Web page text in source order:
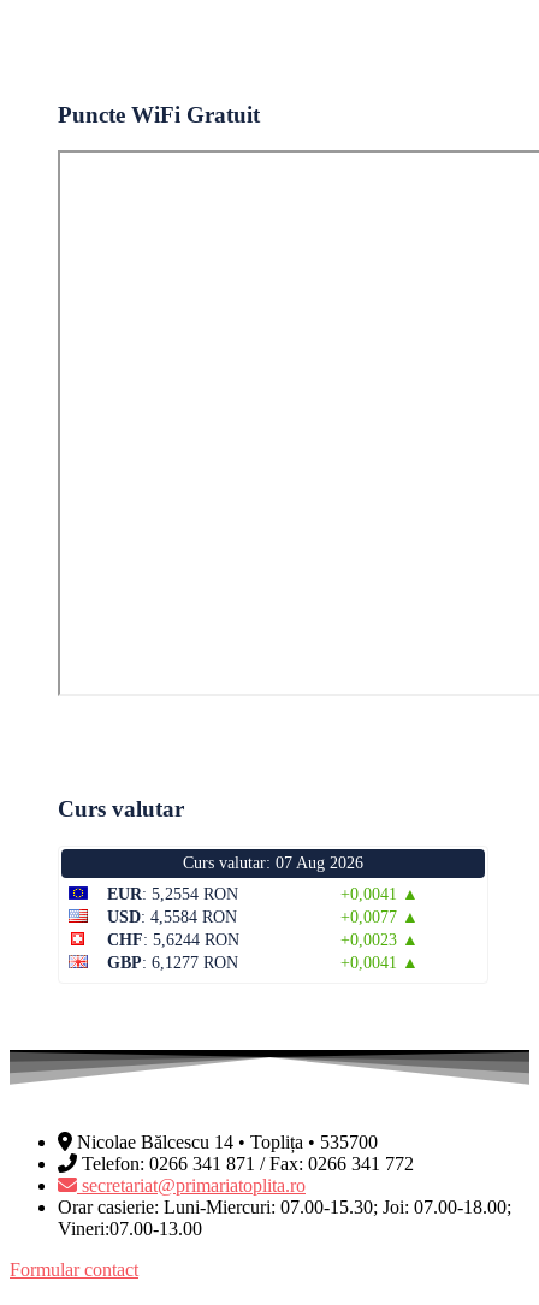
Puncte WiFi Gratuit
Curs valutar
Curs valutar: 07 Aug 2026
EUR: 5,2554 RON
+0,0041 ▲
USD: 4,5584 RON
+0,0077 ▲
CHF: 5,6244 RON
+0,0023 ▲
GBP: 6,1277 RON +0,0041 ▲
Nicolae Bălcescu 14 • Toplița • 535700
Telefon: 0266 341 871 / Fax: 0266 341 772
secretariat@primariatoplita.ro
Orar casierie: Luni-Miercuri: 07.00-15.30; Joi: 07.00-18.00;
Vineri:07.00-13.00
Formular contact